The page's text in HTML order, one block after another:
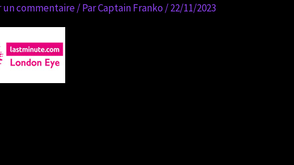
un commentaire/ ParCaptain Franko/22/11/2023